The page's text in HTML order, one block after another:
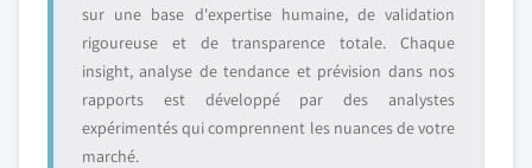
sur une base d'expertise humaine, de validation
rigoureuse et de transparence totale. Chaque
insight, analyse de tendance et prévision dans nos
rapports est développé par des analystes
expérimentés qui comprennent les nuances de votre
marché.